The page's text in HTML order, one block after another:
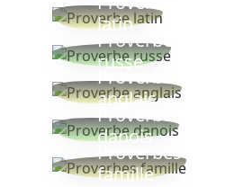
latin
Proverbe
russe
Proverbe
anglais
Proverbe
danois
Proverbes
famille